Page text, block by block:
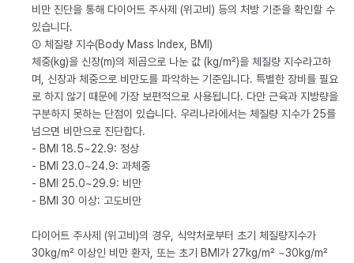
비만 진단을 통해 다이어트 주사제 (위고비) 등의 처방 기준을 확인할 수
있습니다.
① 체질량 지수(Body Mass Index, BMI)
체중(kg)을 신장(m)의 제곱으로 나눈 값 (kg/m²)을 체질량 지수라고하
며, 신장과 체중으로 비만도를 파악하는 기준입니다. 특별한 장비를 필요
로 하지 않기 때문에 가장 보편적으로 사용됩니다. 다만 근육과 지방량을
구분하지 못하는 단점이 있습니다. 우리나라에서는 체질량 지수가 25를
넘으면 비만으로 진단합다.
- BMI 18.5~22.9: 정상
- BMI 23.0~24.9: 과체중
- BMI 25.0~29.9: 비만
- BMI 30 이상: 고도비만
다이어트 주사제 (위고비)의 경우, 식약처로부터 초기 체질량지수가
30kg/m² 이상인 비만 환자, 또는 초기 BMI가 27kg/m² ~30kg/m²